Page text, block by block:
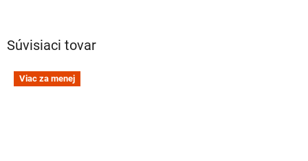
Súvisiaci tovar
Viac za menej